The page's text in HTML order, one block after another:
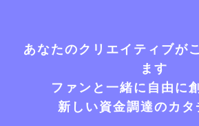
あなたのクリエイティブが
ます
ファンと一緒に自由に
新しい資金調達のカタ